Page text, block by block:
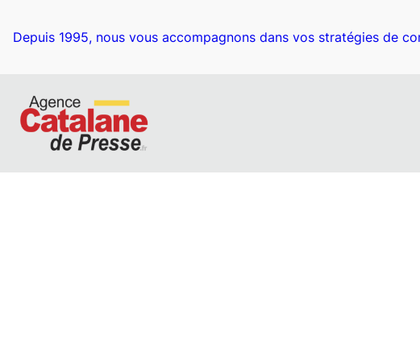
contenu
Depuis 1995, nous vous accompagnons dans vos stratégies de